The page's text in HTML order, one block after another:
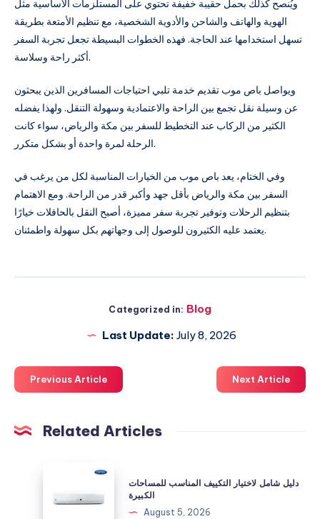
ويُنصح كذلك بحمل حقيبة خفيفة تحتوي على المستلزمات الأساسية مثل
الهوية والهاتف والشاحن والأدوية الشخصية، مع تنظيم الأمتعة بطريقة
تسهل استخدامها عند الحاجة. فهذه الخطوات البسيطة تجعل تجربة السفر
أكثر راحة وسلاسة.
ويواصل باص موب تقديم خدمة تلبي احتياجات المسافرين الذين يبحثون
عن وسيلة نقل تجمع بين الراحة والاعتمادية وسهولة التنقل. ولهذا يفضله
الكثير من الركاب عند التخطيط للسفر بين مكة والرياض، سواء كانت
الرحلة لمرة واحدة أو بشكل متكرر.
وفي الختام، يعد باص موب من الخيارات المناسبة لكل من يرغب في
السفر بين مكة والرياض بأقل جهد وأكبر قدر من الراحة. ومع الاهتمام
بتنظيم الرحلات وتوفير تجربة سفر مميزة، أصبح النقل بالحافلات خيارًا
يعتمد عليه الكثيرون للوصول إلى وجهاتهم بكل سهولة واطمئنان.
Categorized in: Blog
Last Update: July 8, 2026
Previous Article Next Article
Related Articles
لاختيار
دليل شامل لاختيار التكييف المناسب للمساحات
الكبيرة
August 5, 2026